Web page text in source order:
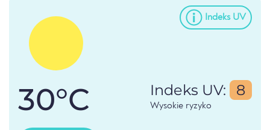
Indeks UV
30°C Indeks UV: 8
Wysokie ryzyko